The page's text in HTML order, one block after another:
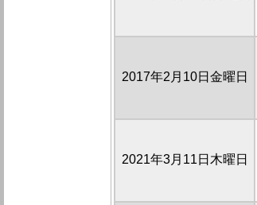
2017年2月10日金曜日
2021年3月11日木曜日